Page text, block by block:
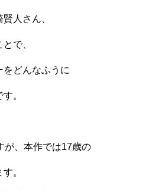
人さん、
で、
どんなふうに
。
が、本作では17歳の
。